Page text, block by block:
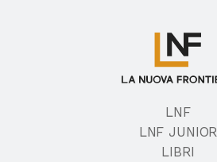
LNF
LNF JUNIOR
LIBRI